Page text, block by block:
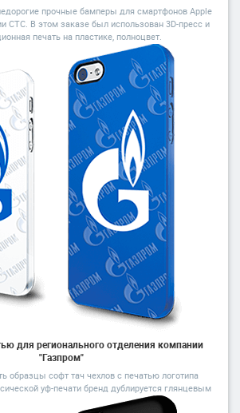
печать
000 ₽
подарок!
100 шт
редакторе
Заявка на оптовый тираж
прочные бамперы для смартфонов Apple
СТС. В этом заказе был использован 3D-пресс и
печать на пластике, полноцвет.
для регионального отделения компании
"Газпром"
образцы софт тач чехлов с печатью логотипа
уф-печати бренд дублируется глянцевым